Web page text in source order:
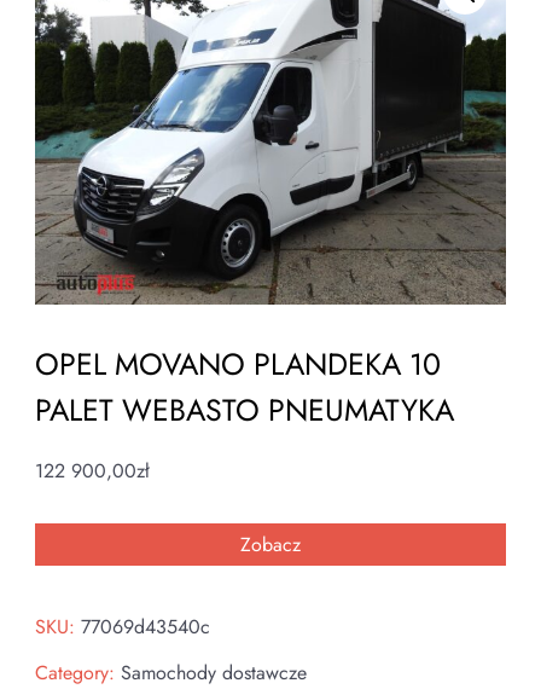
OPEL MOVANO PLANDEKA 10
PALET WEBASTO PNEUMATYKA
122 900,00zł
Zobacz
SKU: 77069d43540c
Category: Samochody dostawcze